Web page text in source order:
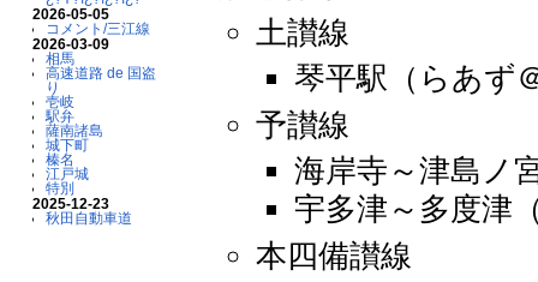
2026-05-05
コメント/三江線
2026-03-09
相馬
高速道路 de 国盗
り
壱岐
駅弁
薩南諸島
城下町
榛名
江戸城
特別
2025-12-23
秋田自動車道
土讃線
琴平駅（らあず
予讃線
海岸寺～津島ノ
宇多津～多度津
本四備讃線